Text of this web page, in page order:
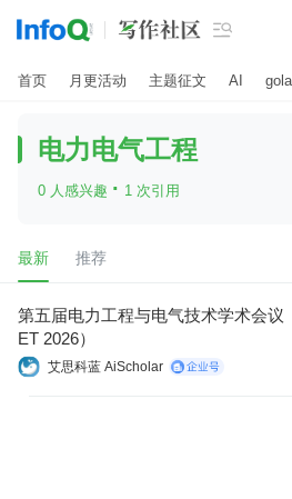

首页 月更活动 主题征文 AI
电力电气工程
0 人感兴趣 · 1 次引用
最新 推荐
第五届电力工程与电气技术学术会议
ET 2026）
艾思科蓝 AiScholar